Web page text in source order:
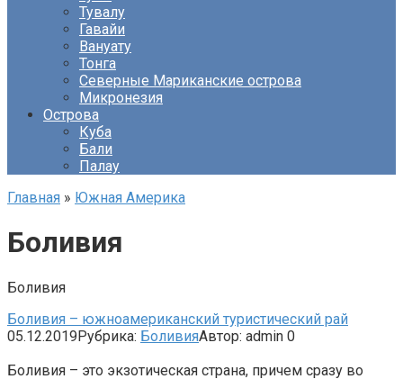
Тувалу
Гавайи
Вануату
Тонга
Северные Мариканские острова
Микронезия
Острова
Куба
Бали
Палау
Главная » Южная Америка
Боливия
Боливия
Боливия – южноамериканский туристический рай
05.12.2019Рубрика: БоливияАвтор: admin 0
Боливия – это экзотическая страна, причем сразу во